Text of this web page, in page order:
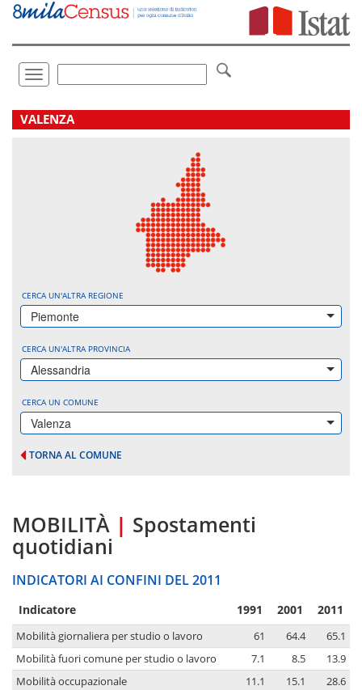
Vai
direttamente
Toggle
navigation
.
VALENZA
CERCA UN'ALTRA REGIONE
Piemonte
CERCA UN'ALTRA PROVINCIA
Alessandria
CERCA UN COMUNE
Valenza
TORNA AL COMUNE
MOBILITÀ | Spostamenti
quotidiani
INDICATORI AI CONFINI DEL 2011
Indicatore 1991 2001 2011
Mobilità giornaliera per studio o lavoro 61 64.4
65.1
Mobilità fuori comune per studio o lavoro
7.1 8.5
13.9
Mobilità occupazionale
11.1 15.1
28.6